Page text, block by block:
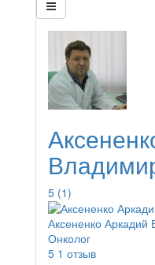
5 (1)
Аксененко Аркадий
Онколог
5 1 отзыв